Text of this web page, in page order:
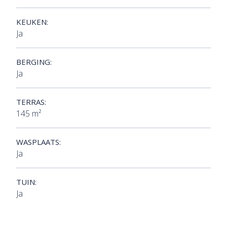
KEUKEN:
Ja
BERGING:
Ja
TERRAS:
145 m²
WASPLAATS:
Ja
TUIN:
Ja